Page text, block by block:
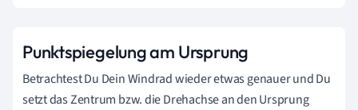
Punktspiegelung am Ursprung
Betrachtest Du Dein Windrad wieder etwas genauer und Du
setzt das Zentrum bzw. die Drehachse an den Ursprung